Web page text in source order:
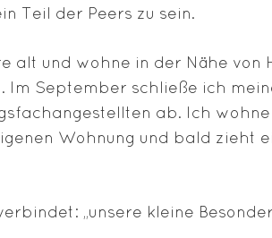
Teil der Peers zu sein.
alt und wohne in der Nähe von
Im September schließe ich
ab. Ich
Wohnung und bald zieht
„unsere kleine